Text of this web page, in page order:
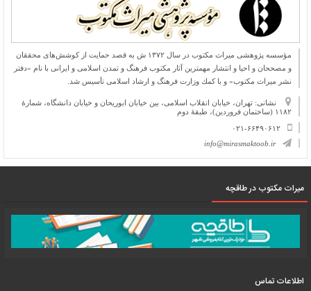
مؤسسه پژوهشی میراث مكتوب در سال ۱۳۷۲ ش به قصد حمایت از كوشش‌های محققان
و مصححان و احیا و انتشار مهمترین آثار مكتوب فرهنگ و تمدن اسلامی و ایرانی با نام «دفتر
نشر میراث مكتوب» و با كمك وزارت فرهنگ و ارشاد اسلامی تأسیس شد.
نشانی: تهران، خیابان انقلاب اسلامی، بین خیابان ابوریحان و خیابان دانشگاه، شمارۀ
۱۱۸۲ (ساختمان فروردین)، طبقۀ دوم
۰۲۱-۶۶۴۹۰۶۱۲
info@mirasmaktoob.ir
میرات مکتوب در طاقچه
اطلاعات تماس